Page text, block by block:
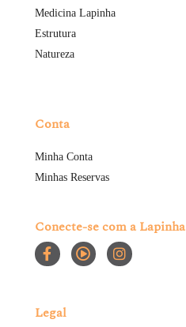
Medicina Lapinha
Estrutura
Natureza
Conta
Minha Conta
Minhas Reservas
Conecte-se com a Lapinha
Legal